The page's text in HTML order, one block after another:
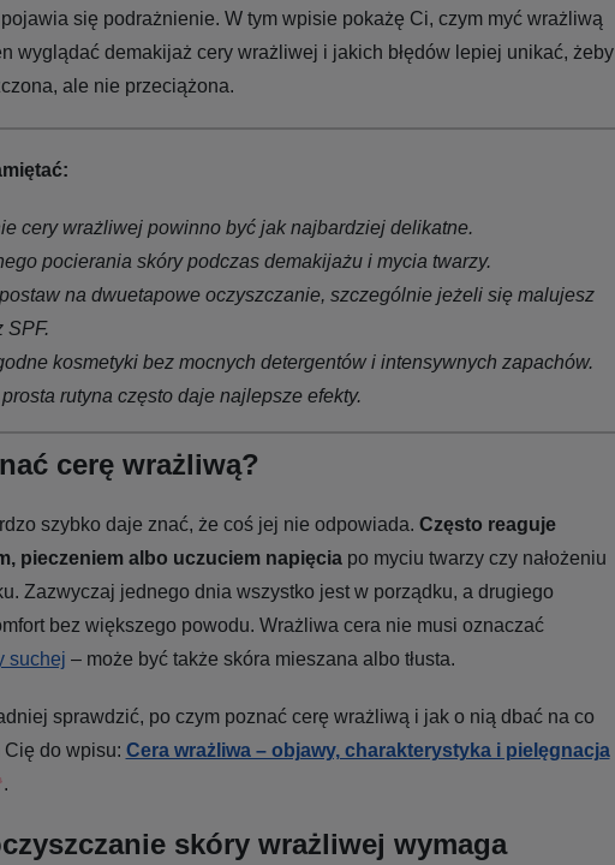
się podrażnienie. W tym wpisie pokażę Ci, czym myć wrażliwą
wyglądać demakijaż cery wrażliwej i jakich błędów lepiej unikać, żeby
ale nie przeciążona.
cery wrażliwej powinno być jak najbardziej delikatne.
pocierania skóry podczas demakijażu i mycia twarzy.
na dwuetapowe oczyszczanie, szczególnie jeżeli się malujesz
SPF.
kosmetyki bez mocnych detergentów i intensywnych zapachów.
rutyna często daje najlepsze efekty.
cerę wrażliwą?
szybko daje znać, że coś jej nie odpowiada. Często reaguje
pieczeniem albo uczuciem napięciapo myciu twarzy czy nałożeniu
Zazwyczaj jednego dnia wszystko jest w porządku, a drugiego
bez większego powodu. Wrażliwa cera nie musi oznaczać
suchej – może być także skóra mieszana albo tłusta.
sprawdzić, po czym poznać cerę wrażliwą i jak o nią dbać na co
do wpisu: Cera wrażliwa – objawy, charakterystyka i pielęgnacja
.
skóry wrażliwej wymaga